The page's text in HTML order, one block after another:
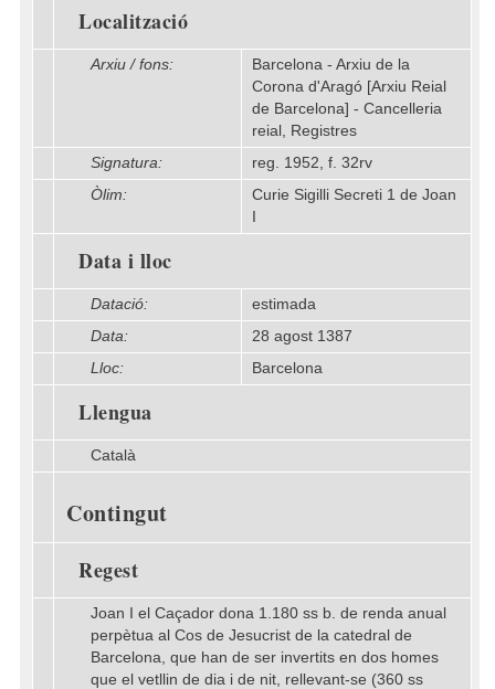
Localització
Arxiu / fons:
Barcelona - Arxiu de la
Corona d'Aragó [Arxiu Reial
de Barcelona] - Cancelleria
reial, Registres
Signatura:
reg. 1952, f. 32rv
Òlim:
Curie Sigilli Secreti 1 de Joan
Data i lloc
Datació:
estimada
Data:
28 agost 1387
Lloc:
Barcelona
Llengua
Català
Contingut
Regest
Joan I el Caçador dona 1.180 ss b. de renda anual
perpètua al Cos de Jesucrist de la catedral de
Barcelona, que han de ser invertits en dos homes
que el vetllin de dia i de nit, rellevant-se (360 ss